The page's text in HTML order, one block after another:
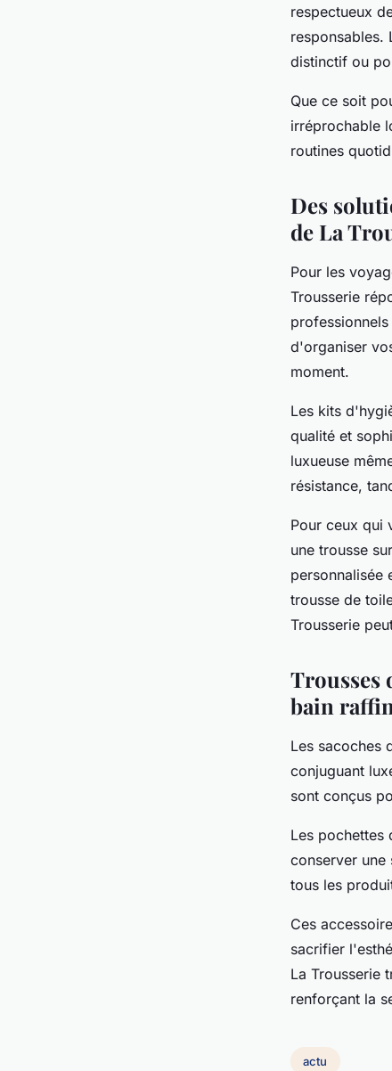
respectueux
responsables.
distinctif ou
Que ce soit
irréprochable
routines
Des
de La
Pour les
Trousserie
d'organiser
moment.
Les kits
qualité et
luxueuse
résistance,
Pour ceux qui
une trousse
personnalisée
trousse de
Trousserie
Trousses
bain
Les sacoches
conjuguant
sont conçus
Les pochettes
conserver une
tous les
Ces
sacrifier
La Trousserie
renforçant la
actu